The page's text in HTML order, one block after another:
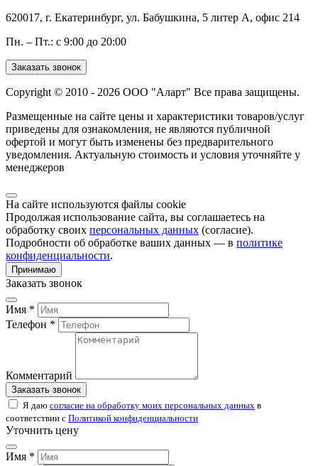
620017, г. Екатеринбург, ул. Бабушкина, 5 литер А, офис 214
Пн. – Пт.: с 9:00 до 20:00
Заказать звонок
Copyright © 2010 - 2026 ООО "Аларт" Все права защищены.
Размещенные на сайте цены и характеристики товаров/услуг
приведены для ознакомления, не являются публичной
офертой и могут быть изменены без предварительного
уведомления. Актуальную стоимость и условия уточняйте у
менеджеров
На сайте используются файлы cookie
Продолжая использование сайта, вы соглашаетесь на
обработку своих персональных данных (согласие).
Подробности об обработке ваших данных — в политике
конфиденциальности.
Принимаю
Заказать звонок
Имя *
Телефон *
Комментарий
Заказать звонок
Я даю согласие на обработку моих персональных данных в
соответствии с Политикой конфиденциальности
Уточнить цену
Имя *